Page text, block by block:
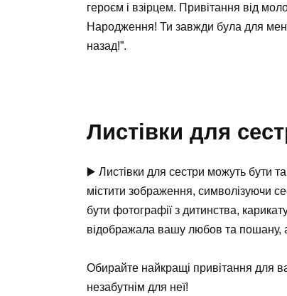
героєм і взірцем. Привітання від
Народження! Ти завжди була для
назад!”.
Листівки для
▶️ Листівки для сестри можуть бути
містити зображення, символізуючи
бути фотографії з дитинства,
відображала вашу любов та пошану,
Обирайте найкращі привітання для
незабутнім для неї!